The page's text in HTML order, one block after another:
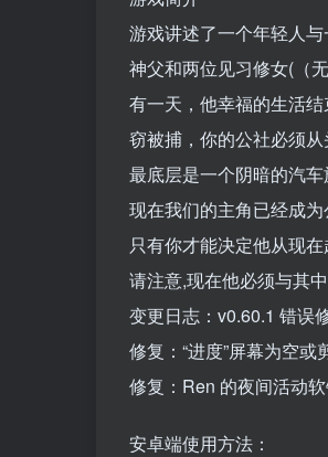
游戏讲述了一个年轻人与
神父和两位见习修女(（
有一天，他幸福的生活
窃被捕，你的公社必须从
最底层是一个阴暗的汽
现在我们的主角已经成为
只有你才能决定他从现在
请注意,现在他必须与其
变更日志：v0.60.1 错误
修复：“进度”屏幕为空或
修复：Ren 的夜间活动
安卓端使用方法：